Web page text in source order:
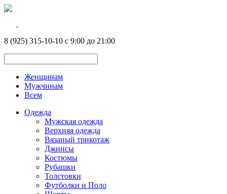
8 (925) 315-10-10 с 9:00 до 21:00
Женщинам
Мужчинам
Всем
Одежда
Мужская одежда
Верхняя одежда
Вязаный трикотаж
Джинсы
Костюмы
Рубашки
Толстовки
Футболки и Поло